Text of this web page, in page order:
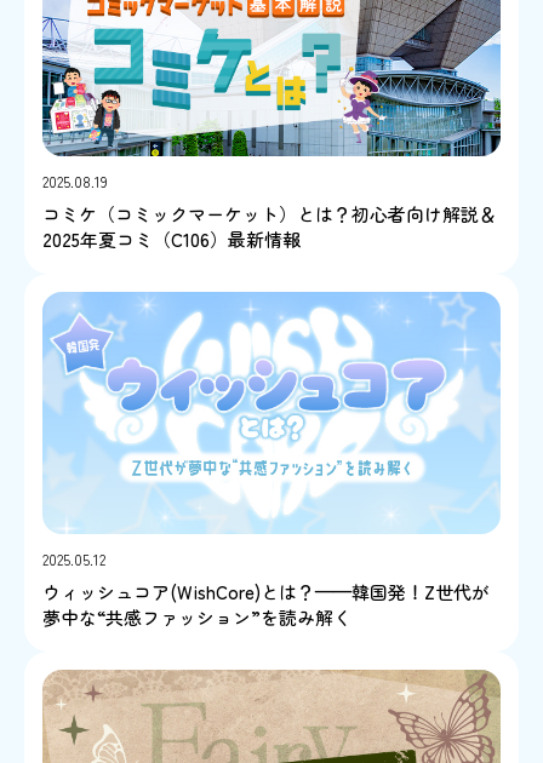
2025.08.19
コミケ（コミックマーケット）とは？初心者向け解説＆
2025年夏コミ（C106）最新情報
2025.05.12
ウィッシュコア(WishCore)とは？——韓国発！Z世代が
夢中な“共感ファッション”を読み解く